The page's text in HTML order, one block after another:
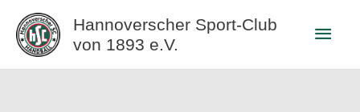
Inhalt
springen
Hannoverscher Sport-Club
von 1893 e.V.